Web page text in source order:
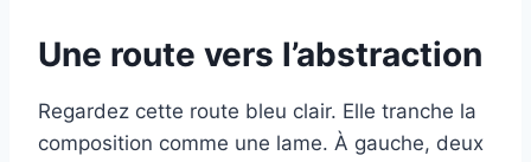
Une route vers l’abstraction
Regardez cette route bleu clair. Elle tranche la
composition comme une lame. À gauche, deux